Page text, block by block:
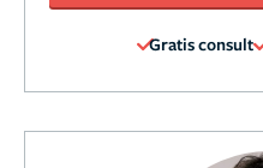
Gratis consult